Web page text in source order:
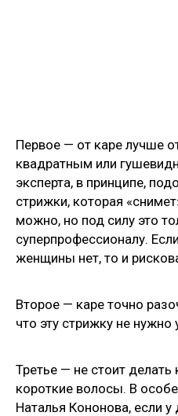
Первое — от каре лучше
квадратным или
эксперта, в принципе,
стрижки, которая
можно, но под силу это
суперпрофессионалу.
женщины нет, то и
Второе — каре точно
что эту стрижку не нужно
Третье — не стоит
короткие волосы. В
Наталья Кононова, если